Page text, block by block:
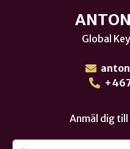
Global
Anmäl dig